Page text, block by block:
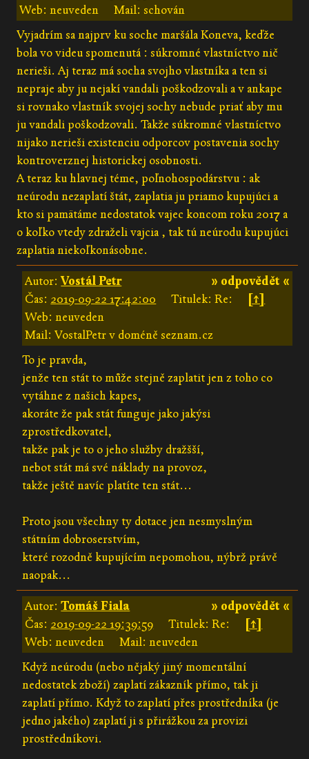
Web: neuveden
Mail: schován
Vyjadrím sa najprv ku soche maršála Koneva, keďže
bola vo videu spomenutá : súkromné vlastníctvo nič
nerieši. Aj teraz má socha svojho vlastníka a ten si
nepraje aby ju nejakí vandali poškodzovali a v ankape
si rovnako vlastník svojej sochy nebude priať aby mu
ju vandali poškodzovali. Takže súkromné vlastníctvo
nijako nerieši existenciu odporcov postavenia sochy
kontroverznej historickej osobnosti.
A teraz ku hlavnej téme, poľnohospodárstvu : ak
neúrodu nezaplatí štát, zaplatia ju priamo kupujúci a
kto si pamätáme nedostatok vajec koncom roku 2017 a
o koľko vtedy zdraželi vajcia , tak tú neúrodu kupujúci
zaplatia niekoľkonásobne.
» odpovědět «
Autor:Vostál Petr
Čas: 2019-09-22 17:42:00 Titulek: Re:
[↑]
Web: neuveden
Mail: VostalPetr v doméně seznam.cz
To je pravda,
jenže ten stát to může stejně zaplatit jen z toho co
vytáhne z našich kapes,
akoráte že pak stát funguje jako jakýsi
zprostředkovatel,
takže pak je to o jeho služby dražšší,
nebot stát má své náklady na provoz,
takže ještě navíc platíte ten stát...
Proto jsou všechny ty dotace jen nesmyslným
státním dobroserstvím,
které rozodně kupujícím nepomohou, nýbrž právě
naopak...
» odpovědět «
Autor:Tomáš Fiala
Čas: 2019-09-22 19:39:59 Titulek: Re:
[↑]
Web: neuveden
Mail: neuveden
Když neúrodu (nebo nějaký jiný momentální
nedostatek zboží) zaplatí zákazník přímo, tak ji
zaplatí přímo. Když to zaplatí přes prostředníka (je
jedno jakého) zaplatí ji s přirážkou za provizi
prostředníkovi.